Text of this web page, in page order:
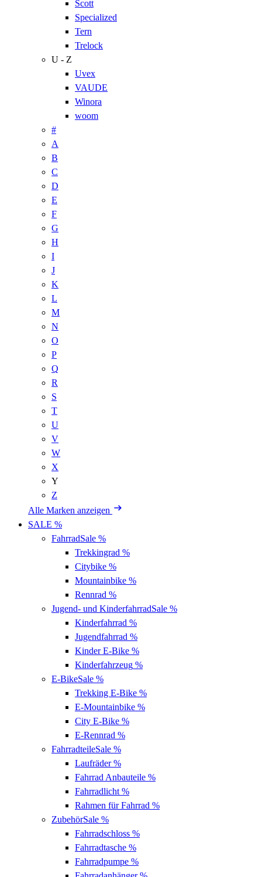
Scott
Specialized
Tern
Trelock
U - Z
Uvex
VAUDE
Winora
woom
#
A
B
C
D
E
F
G
H
I
J
K
L
M
N
O
P
Q
R
S
T
U
V
W
X
Y
Z
Alle Marken anzeigen
SALE %
FahrradSale %
Trekkingrad %
Citybike %
Mountainbike %
Rennrad %
Jugend- und KinderfahrradSale %
Kinderfahrrad %
Jugendfahrrad %
Kinder E-Bike %
Kinderfahrzeug %
E-BikeSale %
Trekking E-Bike %
E-Mountainbike %
City E-Bike %
E-Rennrad %
FahrradteileSale %
Laufräder%
Fahrrad Anbauteile %
Fahrradlicht %
Rahmen für Fahrrad %
ZubehörSale %
Fahrradschloss %
Fahrradtasche %
Fahrradpumpe %